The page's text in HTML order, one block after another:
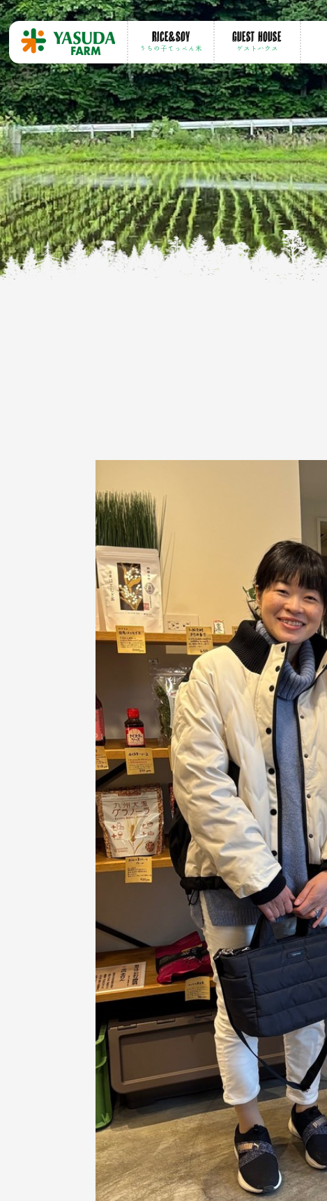
Rice&soy
うちの子てっぺん米
GUEST HOUSE
ゲストハウス